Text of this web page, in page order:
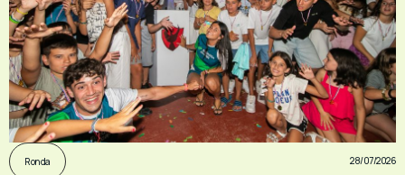
Ronda 28/07/2026